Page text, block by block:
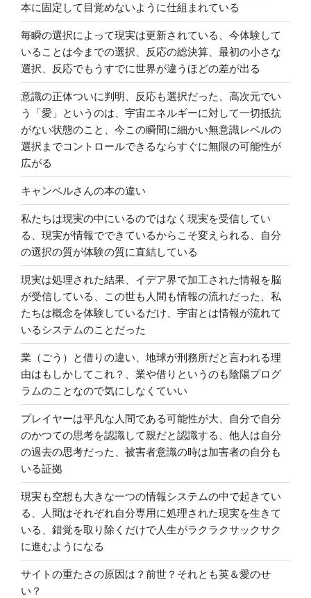
本に固定して目覚めないように仕組まれている
毎瞬の選択によって現実は更新されている、今体験して
いることは今までの選択、反応の総決算、最初の小さな
選択、反応でもうすでに世界が違うほどの差が出る
意識の正体ついに判明、反応も選択だった、高次元でい
う「愛」というのは、宇宙エネルギーに対して一切抵抗
がない状態のこと、今この瞬間に細かい無意識レベルの
選択までコントロールできるならすぐに無限の可能性が
広がる
キャンベルさんの本の違い
私たちは現実の中にいるのではなく現実を受信してい
る、現実が情報でできているからこそ変えられる、自分
の選択の質が体験の質に直結している
現実は処理された結果、イデア界で加工された情報を脳
が受信している、この世も人間も情報の流れだった、私
たちは概念を体験しているだけ、宇宙とは情報が流れて
いるシステムのことだった
業（ごう）と借りの違い、地球が刑務所だと言われる理
由はもしかしてこれ？、業や借りというのも陰陽プログ
ラムのことなので気にしなくていい
プレイヤーは平凡な人間である可能性が大、自分で自分
のかつての思考を認識して親だと認識する、他人は自分
の過去の思考だった、被害者意識の時は加害者の自分も
いる証拠
現実も空想も大きな一つの情報システムの中で起きてい
る、人間はそれぞれ自分専用に処理された現実を生きて
いる、錯覚を取り除くだけで人生がラクラクサックサク
に進むようになる
サイトの重たさの原因は？前世？それとも英＆愛のせ
い？